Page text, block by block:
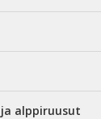
alppiruusut